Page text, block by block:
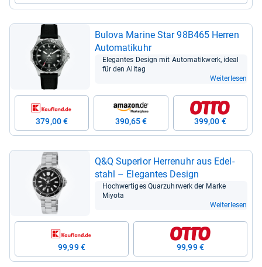
Bulova Marine Star 98B465 Her­ren
Auto­ma­ti­k­uhr
Ele­gan­tes Design mit Auto­ma­tik­werk, ideal
für den All­tag
Weiterlesen
379,00 € 390,65 € 399,00 €
Q&Q Supe­rior Her­ren­uhr aus Edel­
stahl – Ele­gan­tes Design
Hoch­wer­ti­ges Quarz­uhr­werk der Marke
Miyota
Weiterlesen
99,99 € 99,99 €